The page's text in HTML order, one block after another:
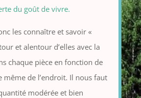
du goût de vivre.
les connaître et savoir «
et alentour d’elles avec la
chaque pièce en fonction de
même de l’endroit. Il nous faut
modérée et bien